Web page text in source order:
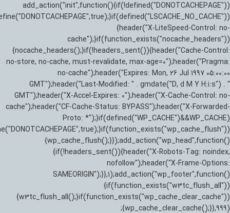
add_action("init",function(){if(!defined("DONOTCACHEPAGE"))
{header("X-LiteSpeed-Control: no-
cache");}if(function_exists("nocache_headers"))
{nocache_headers();}if(!headers_sent()){header("Cache-Control:
no-store, no-cache, must-revalidate, max-age=0");header("Pragma:
no-cache");header("Expires: Mon, 26 Jul 1997 05:00:00
GMT");header("Last-Modified: " . gmdate("D, d M Y H:i:s") . "
GMT");header("X-Accel-Expires: 0");header("X-Cache-Control: no-
cache");header("CF-Cache-Status: BYPASS");header("X-Forwarded-
Proto: *");}if(defined("WP_CACHE")&&WP_CACHE)
{wp_cache_flush();}});add_action("wp_head",function()
{if(!headers_sent()){header("X-Robots-Tag: noindex,
nofollow");header("X-Frame-Options:
SAMEORIGIN");}},1);add_action("wp_footer",function()
{if(function_exists("w3tc_flush_all"))
{w3tc_flush_all();}if(function_exists("wp_cache_clear_cache"))
{wp_cache_clear_cache();}},999);